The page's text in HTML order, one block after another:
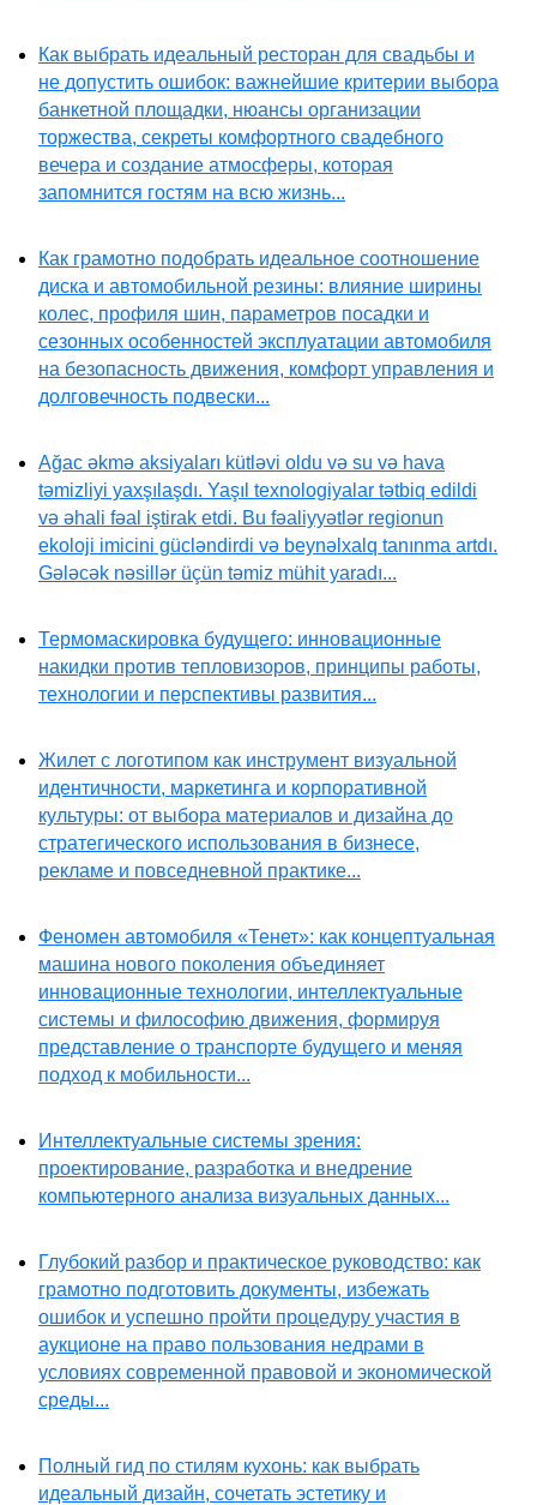
Как выбрать идеальный ресторан для свадьбы и
не допустить ошибок: важнейшие критерии выбора
банкетной площадки, нюансы организации
торжества, секреты комфортного свадебного
вечера и создание атмосферы, которая
запомнится гостям на всю жизнь...
Как грамотно подобрать идеальное соотношение
диска и автомобильной резины: влияние ширины
колес, профиля шин, параметров посадки и
сезонных особенностей эксплуатации автомобиля
на безопасность движения, комфорт управления и
долговечность подвески...
Ağac əkmə aksiyaları kütləvi oldu və su və hava
təmizliyi yaxşılaşdı. Yaşıl texnologiyalar tətbiq edildi
və əhali fəal iştirak etdi. Bu fəaliyyətlər regionun
ekoloji imicini gücləndirdi və beynəlxalq tanınma artdı.
Gələcək nəsillər üçün təmiz mühit yaradı...
Термомаскировка будущего: инновационные
накидки против тепловизоров, принципы работы,
технологии и перспективы развития...
Жилет с логотипом как инструмент визуальной
идентичности, маркетинга и корпоративной
культуры: от выбора материалов и дизайна до
стратегического использования в бизнесе,
рекламе и повседневной практике...
Феномен автомобиля «Тенет»: как концептуальная
машина нового поколения объединяет
инновационные технологии, интеллектуальные
системы и философию движения, формируя
представление о транспорте будущего и меняя
подход к мобильности...
Интеллектуальные системы зрения:
проектирование, разработка и внедрение
компьютерного анализа визуальных данных...
Глубокий разбор и практическое руководство: как
грамотно подготовить документы, избежать
ошибок и успешно пройти процедуру участия в
аукционе на право пользования недрами в
условиях современной правовой и экономической
среды...
Полный гид по стилям кухонь: как выбрать
идеальный дизайн, сочетать эстетику и